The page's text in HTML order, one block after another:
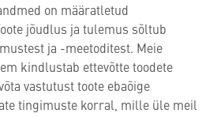
on määratletud
jõudlus ja tulemus sõltub
ja -meetoditest. Meie
kindlustab ettevõtte toodete
vastutust toote ebaõige
tingimuste korral, mille üle meil